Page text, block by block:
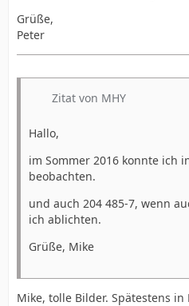
Grüße,
Peter
Zitat von MHY
Hallo,
im Sommer 2016 konnte ich
beobachten.
und auch 204 485-7, wenn
ich ablichten.
Grüße, Mike
Mike, tolle Bilder. Spätestens